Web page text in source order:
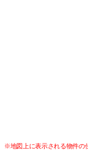
※地図上に表示される物件の